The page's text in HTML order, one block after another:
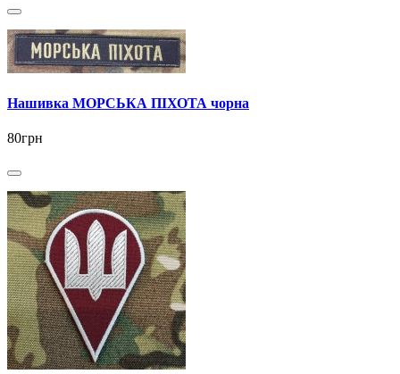
Нашивка МОРСЬКА ПІХОТА чорна
80грн